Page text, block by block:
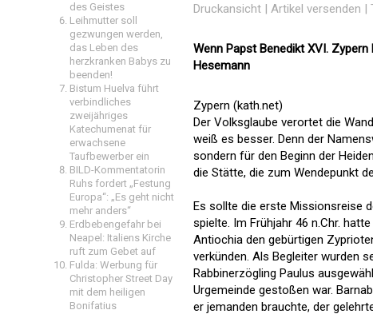
des Geistes
Leihmutter soll
gezwungen werden,
das Leben des
herzkranken Babys zu
beenden!
Bistum Huelva führt
verbindliches
zweijähriges
Katechumenat für
erwachsene
Taufbewerber ein
BILD-Kommentatorin
Ruhs fordert „Festung
Europa“: „Es geht nicht
mehr anders“
Erdbebengefahr bei
Neapel: Italiens Kirche
ruft zum Gebet auf
Fulda: Werbung für
Christopher Street Day
mit dem heiligen
Bonifatius
Druckansicht | Artikel versenden |
Wenn Papst Benedikt XVI.
Hesemann
Zypern (kath.net)
Der Volksglaube verortet die
weiß es besser. Denn der
sondern für den Beginn der
die Stätte, die zum Wendepunkt
Es sollte die erste Missionsreise
spielte. Im Frühjahr 46 n.Chr.
Antiochia den gebürtigen
verkünden. Als Begleiter wurden
Rabbinerzögling Paulus
Urgemeinde gestoßen war.
er jemanden brauchte, der